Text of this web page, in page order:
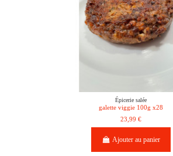
Épicerie salée
galette viggie 100g x28
23,99 €
Ajouter au panier